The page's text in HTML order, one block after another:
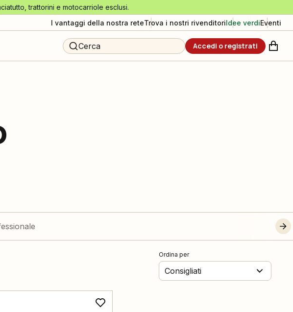
trattorini e motocarriole esclusi.
I vantaggi della nostra reteTrova i nostri rivenditoriIdee verdiEventi
Cerca Accedi o registrati
Ordina per
Consigliati